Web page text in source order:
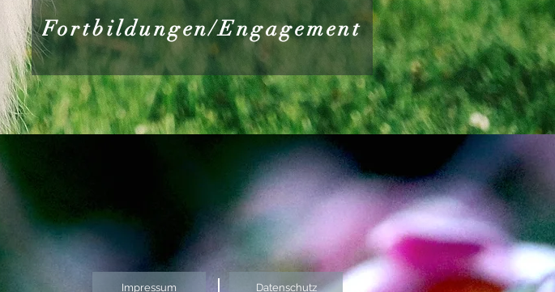
Fortbildungen/Engagement
Impressum Datenschutz